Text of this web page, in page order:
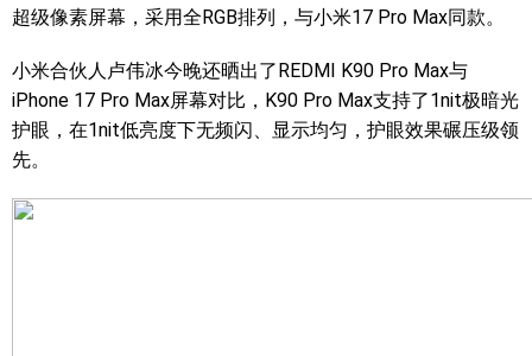
超级像素屏幕，采用全RGB排列，与小米17 Pro Max同款。
小米合伙人卢伟冰今晚还晒出了REDMI K90 Pro Max与
iPhone 17 Pro Max屏幕对比，K90 Pro Max支持了1nit极暗光
护眼，在1nit低亮度下无频闪、显示均匀，护眼效果碾压级领
先。